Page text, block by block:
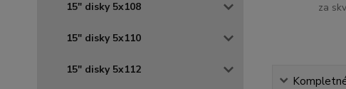
15" disky 5x108
15" disky 5x110
15" disky 5x112
za